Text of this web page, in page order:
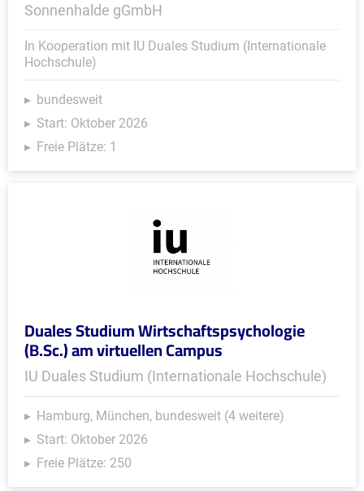
Sonnenhalde gGmbH
In Kooperation mit IU Duales Studium (Internationale
Hochschule)
bundesweit
Start: Oktober 2026
Freie Plätze: 1
Duales Studium Wirtschaftspsychologie
(B.Sc.) am virtuellen Campus
IU Duales Studium (Internationale Hochschule)
Hamburg, München, bundesweit (4 weitere)
Start: Oktober 2026
Freie Plätze: 250